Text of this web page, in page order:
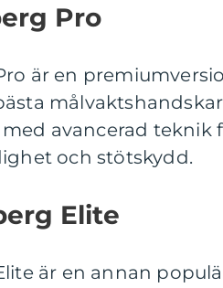
Pro
är en
avancerad teknik
och stötskydd.
Elite
är en annan